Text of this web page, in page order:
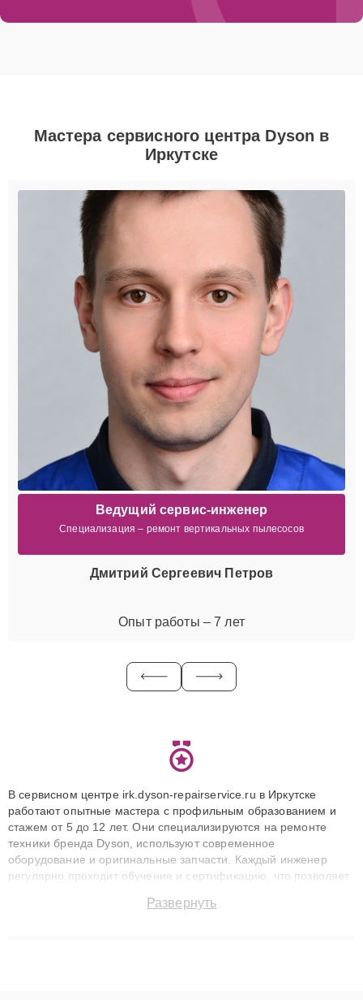
Мастера сервисного центра Dyson в
Иркутске
Ведущий сервис-инженер
Специализация – ремонт вертикальных пылесосов
Дмитрий Сергеевич Петров
Опыт работы – 7 лет
В сервисном центре irk.dyson-repairservice.ru в Иркутске
работают опытные мастера с профильным образованием и
стажем от 5 до 12 лет. Они специализируются на ремонте
техники бренда Dyson, используют современное
оборудование и оригинальные запчасти. Каждый инженер
регулярно проходит обучение и сертификацию, что позволяет
технику с сохранением гарантии до 3 лет. Наши мастера
Развернуть